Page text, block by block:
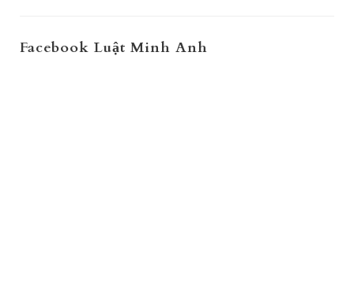
Facebook Luật Minh Anh